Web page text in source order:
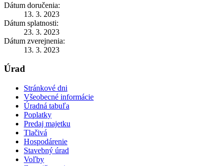
Dátum doručenia:
13. 3. 2023
Dátum splatnosti:
23. 3. 2023
Dátum zverejnenia:
13. 3. 2023
Úrad
Stránkové dni
Všeobecné informácie
Úradná tabuľa
Poplatky
Predaj majetku
Tlačivá
Hospodárenie
Stavebný úrad
Voľby